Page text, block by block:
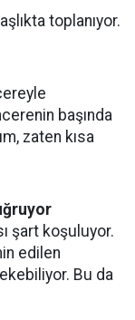
toplanıyor.
başında
zaten kısa
şart koşuluyor.
edilen
Bu da